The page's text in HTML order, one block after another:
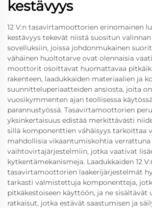
kestävyys
12 V:n tasavirtamoottorien erinomainen
kestävyys tekevät niistä suositun
sovelluksiin, joissa johdonmukainen
vähäinen huoltotarve ovat olennaisia
moottorit osoittavat huomattavaa
rakenteen, laadukkaiden materiaalien ja
suunnitteluperiaatteiden ansiosta, joita
vuosikymmenten ajan teollisessa
parannustyössä. Tasavirtamoottorien
yksinkertaisuus edistää merkittävästi
sillä komponenttien vähäisyys tarkoittaa
mahdollisia vikaantumiskohtia verrattuna
vaihtovirtajärjestelmiin, jotka vaativat
kytkentämekanismeja. Laadukkaiden 12
tasavirtamoottorien laakerijärjestelmät
tarkasti valmistettuja komponentteja,
pitkäkestoiseen käyttöön, ja ne sisältävät
ratkaisut, jotka estävät saastumisen ja